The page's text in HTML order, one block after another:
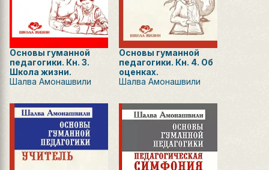
Основы гуманной
педагогики. Кн. 3.
Школа жизни.
Шалва Амонашвили
Основы гуманной
педагогики. Кн. 4. Об
оценках.
Шалва Амонашвили